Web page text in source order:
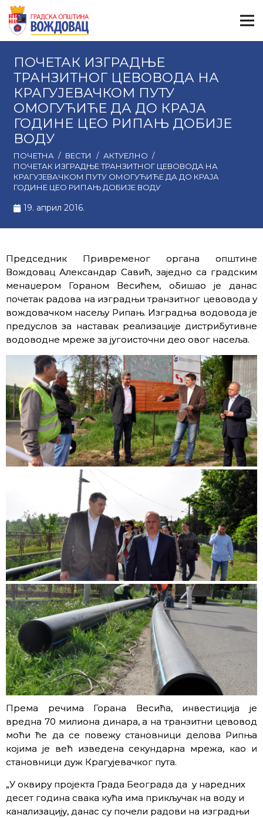
ПОЧЕТАК ИЗГРАДЊЕ
ТРАНЗИТНОГ ЦЕВОВОДА НА
КРАГУЈЕВАЧКОМ ПУТУ
ОМОГУЋИЋЕ ДА ДО КРАЈА
ГОДИНЕ ЦЕО РИПАЊ ДОБИЈЕ
ВОДУ
ПОЧЕТНА / ВЕСТИ / АКТУЕЛНО /
ПОЧЕТАК ИЗГРАДЊЕ ТРАНЗИТНОГ ЦЕВОВОДА НА
КРАГУЈЕВАЧКОМ ПУТУ ОМОГУЋИЋЕ ДА ДО КРАЈА
ГОДИНЕ ЦЕО РИПАЊ ДОБИЈЕ ВОДУ
19. април 2016.
Председник Привременог органа општине
Вождовац Александар Савић, заједно са градским
менаџером Гораном Весићем, обишао је данас
почетак радова на изградњи транзитног цевовода у
вождовачком насељу Рипањ. Изградња водовода је
предуслов за наставак реализације дистрибутивне
водоводне мреже за југоисточни део овог насеља.
Према речима Горана Весића, инвестиција je
вредна 70 милиона динара, a на транзитни цевовод
моћи ће да се повежу становници делова Рипња
којима је већ изведена секундарна мрежа, као и
становници дуж Крагујевачког пута.
„У оквиру пројекта Града Београда да у наредних
десет година свака кућа има прикључак на воду и
канализацију, данас су почели радови на изградњи